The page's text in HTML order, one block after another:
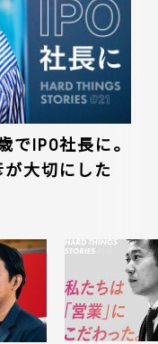
でIPO社長に。
大切にした